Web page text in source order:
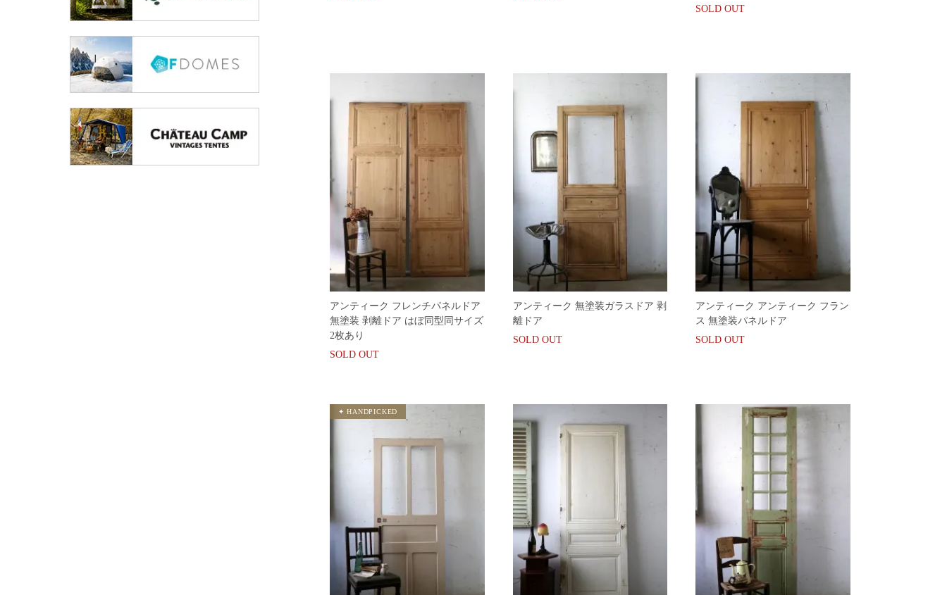
SOLD OUT
アンティーク フレンチパネルドア
無塗装 剥離ドア はぼ同型同サイズ
2枚あり
SOLD OUT
アンティーク 無塗装ガラスドア 剥
離ドア
SOLD OUT
アンティーク アンティーク フラン
ス 無塗装パネルドア
SOLD OUT